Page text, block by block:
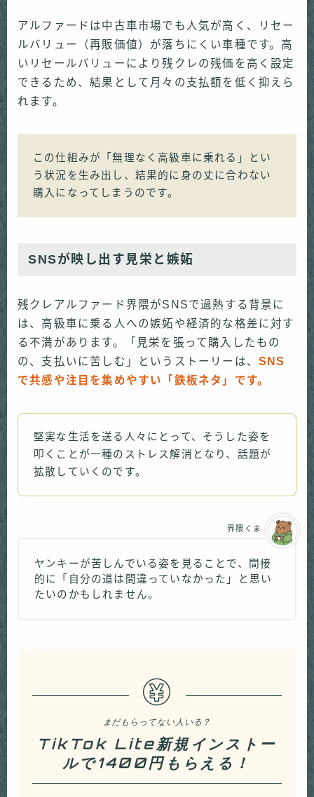
アルファードは中古車市場でも人気が高く、リセー
ルバリュー（再販価値）が落ちにくい車種です。高
いリセールバリューにより残クレの残価を高く設定
できるため、結果として月々の支払額を低く抑えら
れます。
この仕組みが「無理なく高級車に乗れる」とい
う状況を生み出し、結果的に身の丈に合わない
購入になってしまうのです。
SNSが映し出す見栄と嫉妬
残クレアルファード界隈がSNSで過熱する背景に
は、高級車に乗る人への嫉妬や経済的な格差に対す
る不満があります。「見栄を張って購入したもの
の、支払いに苦しむ」というストーリーは、 SNS
で共感や注目を集めやすい「鉄板ネタ」です。
堅実な生活を送る人々にとって、そうした姿を
叩くことが一種のストレス解消となり、話題が
拡散していくのです。
ヤンキーが苦しんでいる姿を見ることで、間接
的に「自分の道は間違っていなかった」と思い
たいのかもしれません。
界隈くま
まだもらってない人いる？
TikTok Lite新規インストー
ルで1400円もらえる！